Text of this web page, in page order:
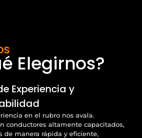
Elegirnos?
Experiencia y
en el rubro nos avala.
conductores altamente capacitados,
de manera rápida y eficiente,